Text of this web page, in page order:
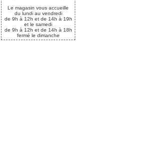
Le magasin vous accueille
du lundi au vendredi
de 9h à 12h et de 14h à 19h
et le samedi
de 9h à 12h et de 14h à 18h
fermé le dimanche